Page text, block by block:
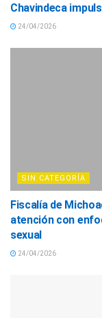
Chavindeca
24/04/2026
SIN CATEGORÍA
Fiscalía de
atención con
sexual
24/04/2026